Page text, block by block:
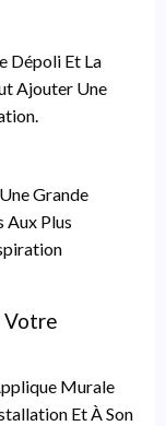
Dépoli Et La
Ajouter Une
Grande
Aux Plus
Votre
Murale
Et À Son